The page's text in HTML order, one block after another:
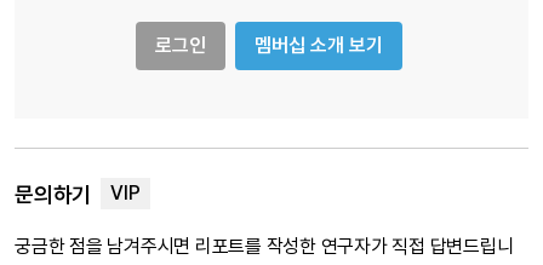
로그인 멤버십 소개 보기
문의하기
궁금한 점을 남겨주시면 리포트를 작성한 연구자가 직접 답변드립니